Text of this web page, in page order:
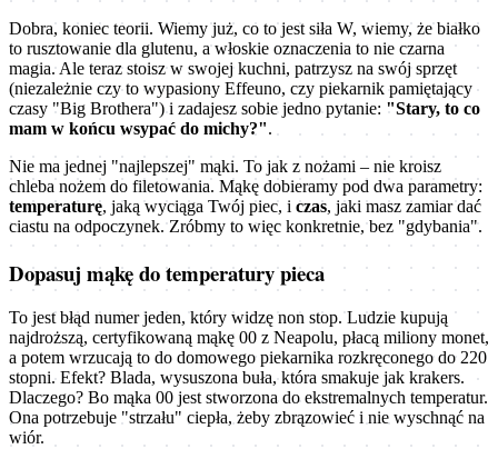
Dobra, koniec teorii. Wiemy już, co to jest siła W, wiemy, że białko
to rusztowanie dla glutenu, a włoskie oznaczenia to nie czarna
magia. Ale teraz stoisz w swojej kuchni, patrzysz na swój sprzęt
(niezależnie czy to wypasiony Effeuno, czy piekarnik pamiętający
czasy "Big Brothera") i zadajesz sobie jedno pytanie: "Stary, to co
mam w końcu wsypać do michy?".
Nie ma jednej "najlepszej" mąki. To jak z nożami – nie kroisz
chleba nożem do filetowania. Mąkę dobieramy pod dwa parametry:
temperaturę, jaką wyciąga Twój piec, i czas, jaki masz zamiar dać
ciastu na odpoczynek. Zróbmy to więc konkretnie, bez "gdybania".
Dopasuj mąkę do temperatury pieca
To jest błąd numer jeden, który widzę non stop. Ludzie kupują
najdroższą, certyfikowaną mąkę 00 z Neapolu, płacą miliony monet,
a potem wrzucają to do domowego piekarnika rozkręconego do 220
stopni. Efekt? Blada, wysuszona buła, która smakuje jak krakers.
Dlaczego? Bo mąka 00 jest stworzona do ekstremalnych temperatur.
Ona potrzebuje "strzału" ciepła, żeby zbrązowieć i nie wyschnąć na
wiór.